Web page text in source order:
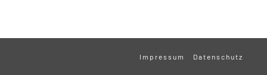
Impressum Datenschutz